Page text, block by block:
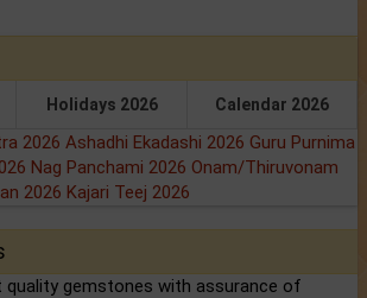
Holidays 2026 Calendar 2026
2026 Ashadhi Ekadashi 2026 Guru Purnima
Nag Panchami 2026 Onam/Thiruvonam
2026 Kajari Teej 2026
quality gemstones with assurance of